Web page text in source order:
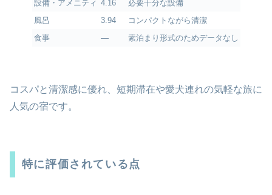
設備・アメニティ 4.16
必要十分な設備
風呂
3.94
コンパクトながら清潔
食事
― 素泊まり形式のためデータなし
コスパと清潔感に優れ、短期滞在や愛犬連れの気軽な旅に
人気の宿です。
特に評価されている点